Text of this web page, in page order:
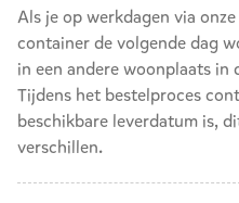
Als je op werkdagen via
container de volgende dag
in een andere woonplaats in
Tijdens het bestelproces
beschikbare leverdatum is,
verschillen.